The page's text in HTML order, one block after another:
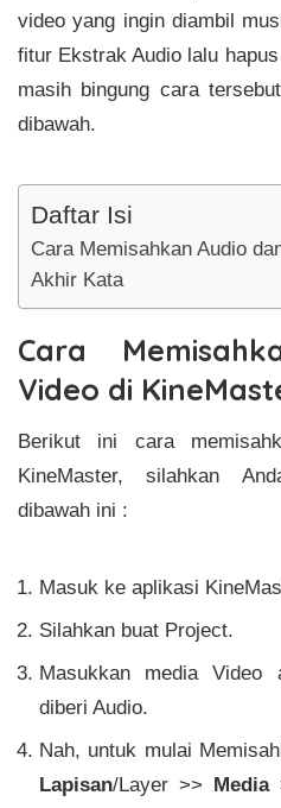
video yang ingin diambil
fitur Ekstrak Audio lalu
masih bingung cara
dibawah.
Daftar Isi
Cara Memisahkan Audio
Akhir Kata
Cara
Video di
Berikut ini cara
KineMaster, silahkan
dibawah ini :
Masuk ke aplikasi
Silahkan buat Project.
Masukkan media Video
diberi Audio.
Nah, untuk mulai
Lapisan/Layer >> Media